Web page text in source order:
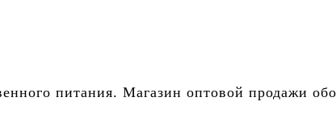
питания. Магазин оптовой продажи